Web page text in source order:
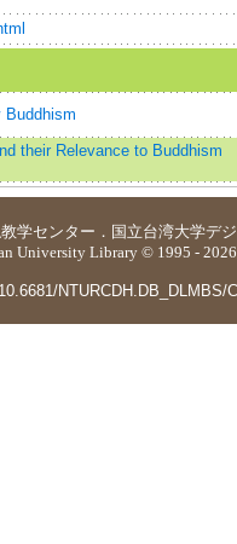
Buddhism
their Relevance to Buddhism
学センター ． 国立台湾大学デ
University Library © 1995 -
NTURCDH.DB_DLMBS/